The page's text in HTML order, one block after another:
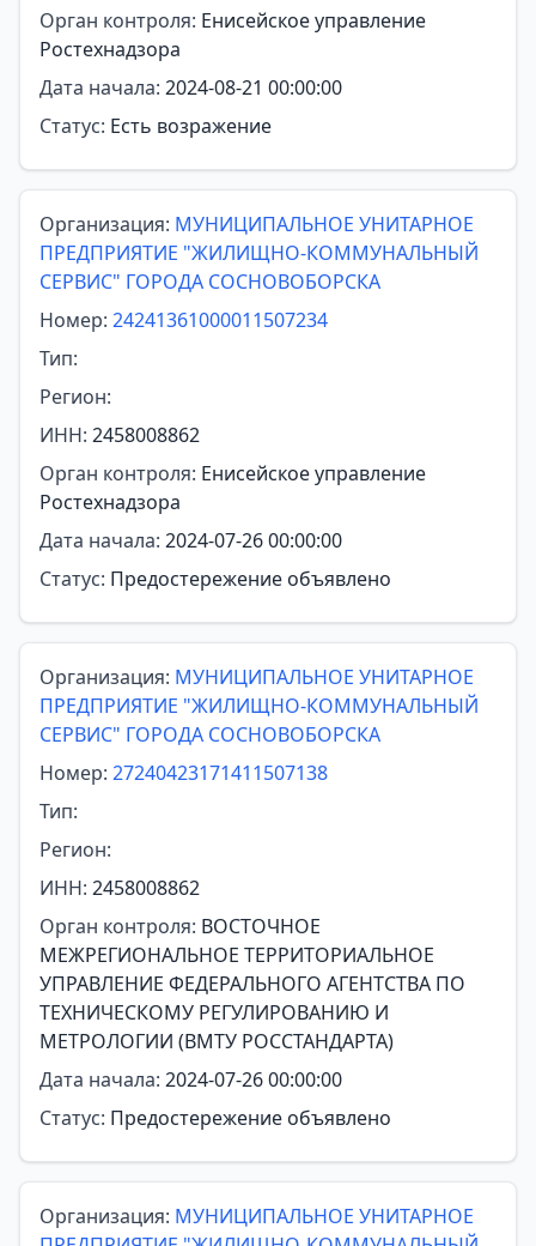
Орган контроля: Енисейское управление
Ростехнадзора
Дата начала: 2024-08-21 00:00:00
Статус: Есть возражение
Организация: МУНИЦИПАЛЬНОЕ УНИТАРНОЕ
ПРЕДПРИЯТИЕ "ЖИЛИЩНО-КОММУНАЛЬНЫЙ
СЕРВИС" ГОРОДА СОСНОВОБОРСКА
Номер: 24241361000011507234
Тип:
Регион:
ИНН: 2458008862
Орган контроля: Енисейское управление
Ростехнадзора
Дата начала: 2024-07-26 00:00:00
Статус: Предостережение объявлено
Организация: МУНИЦИПАЛЬНОЕ УНИТАРНОЕ
ПРЕДПРИЯТИЕ "ЖИЛИЩНО-КОММУНАЛЬНЫЙ
СЕРВИС" ГОРОДА СОСНОВОБОРСКА
Номер: 27240423171411507138
Тип:
Регион:
ИНН: 2458008862
Орган контроля: ВОСТОЧНОЕ
МЕЖРЕГИОНАЛЬНОЕ ТЕРРИТОРИАЛЬНОЕ
УПРАВЛЕНИЕ ФЕДЕРАЛЬНОГО АГЕНТСТВА ПО
ТЕХНИЧЕСКОМУ РЕГУЛИРОВАНИЮ И
МЕТРОЛОГИИ (ВМТУ РОССТАНДАРТА)
Дата начала: 2024-07-26 00:00:00
Статус: Предостережение объявлено
Организация: МУНИЦИПАЛЬНОЕ УНИТАРНОЕ